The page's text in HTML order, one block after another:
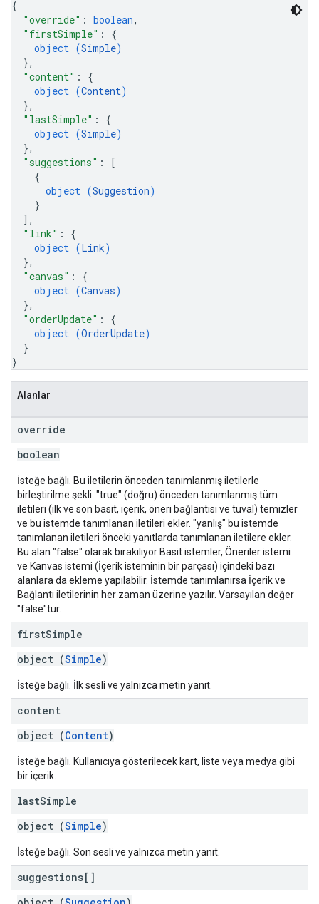
{
"override" : boolean,
"firstSimple" : {
object (Simple)
},
"content" : {
object (Content)
},
"lastSimple" : {
object (Simple)
},
"suggestions" :
[
{
object (Suggestion)
}
] ,
"link" : {
object (Link)
},
"canvas" : {
object (Canvas)
},
"orderUpdate" : {
object (OrderUpdate)
}
}
Alanlar
override
boolean
İsteğe bağlı. Bu iletilerin önceden tanımlanmış iletilerle
birleştirilme şekli. "true" (doğru) önceden tanımlanmış tüm
iletileri (ilk ve son basit, içerik, öneri bağlantısı ve tuval) temizler
ve bu istemde tanımlanan iletileri ekler. "yanlış" bu istemde
tanımlanan iletileri önceki yanıtlarda tanımlanan iletilere ekler.
Bu alan "false" olarak bırakılıyor Basit istemler, Öneriler istemi
ve Kanvas istemi (İçerik isteminin bir parçası) içindeki bazı
alanlara da ekleme yapılabilir. İstemde tanımlanırsa İçerik ve
Bağlantı iletilerinin her zaman üzerine yazılır. Varsayılan değer
"false"tur.
firstSimple
object (Simple)
İsteğe bağlı. İlk sesli ve yalnızca metin yanıt.
content
object (Content)
İsteğe bağlı. Kullanıcıya gösterilecek kart, liste veya medya gibi
bir içerik.
lastSimple
object (Simple)
İsteğe bağlı. Son sesli ve yalnızca metin yanıt.
suggestions[]